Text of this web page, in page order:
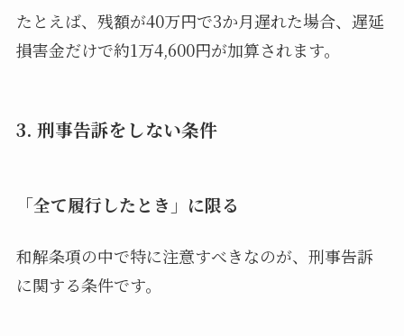
たとえば、残額が40万円で3か月遅れた場合、遅延
損害金だけで約1万4,600円が加算されます。
3. 刑事告訴をしない条件
「全て履行したとき」に限る
和解条項の中で特に注意すべきなのが、刑事告訴
に関する条件です。